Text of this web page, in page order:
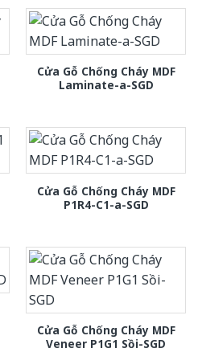
Cửa Gỗ Chống Cháy MDF
Laminate-a-SGD
Cửa Gỗ Chống Cháy MDF
P1R4-C1-a-SGD
Cửa Gỗ Chống Cháy MDF
Veneer P1G1 Sồi-SGD